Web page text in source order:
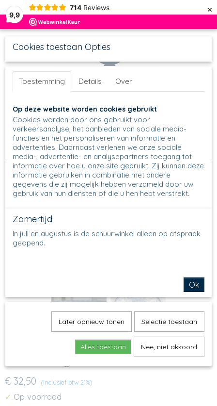
9,9
714 Reviews ×
Geen producten
Home>Schalen>Ronde Schalen >Serving Bowls>
Servingbowl B91 - Ø 22,5 cm>B91 - Servingbowl - 1675
€ 32,50 (inclusief btw 21%)
✓ Op voorraad
Cookies toestaan Opties
Toestemming Details Over
Op deze website worden cookies gebruikt
Cookies worden door ons gebruikt voor
verkeersanalyse, het aanbieden van sociale media-
functies en het personaliseren van informatie en
advertenties. Daarnaast verlenen we onze sociale
media-, advertentie- en analysepartners toegang tot
informatie over hoe u onze site gebruikt. Zij kunnen deze
informatie gebruiken in combinatie met andere
gegevens die zij mogelijk hebben verzameld door uw
gebruik van hun diensten of die u hen hebt verstrekt.
Zomertijd
In juli en augustus is de schuurwinkel alleen op afspraak
geopend.
Ok
Later opnieuw tonen Selectie toestaan
Alles toestaan Nee, niet akkoord